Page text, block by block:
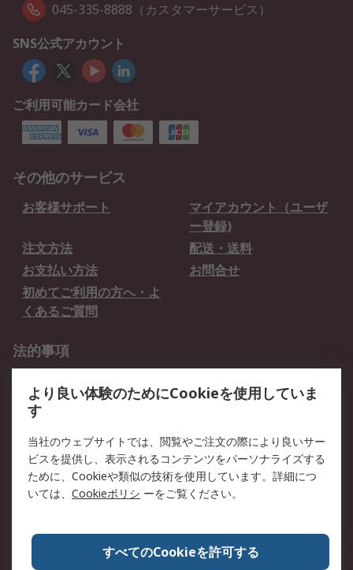
045-335-8888（カスタマーサービス）
SNS公式アカウント
ご利用可能カード会社
その他のサービス
お客様サポート
マイアカウント（ユーザ
ー登録)
注文方法
配送・送料
お支払い方法
お問合せ
初めてご利用の方へ・よ
くあるご質問
法的事項
クッキーポリシー
RSについて
会社概要
採用情報
プレスリリース＆お知ら
コーポレートサイト
全世界のRS
RSの歴史
ESGへの取り組み（英語）
認証について
より良い体験のためにCookieを使用していま
す
当社のウェブサイトでは、閲覧やご注文の際により良いサー
ビスを提供し、表示されるコンテンツをパーソナライズする
ために、Cookieや類似の技術を使用しています。詳細につ
いては、 Cookieポリシ ーをご覧ください。
すべてのCookieを許可する